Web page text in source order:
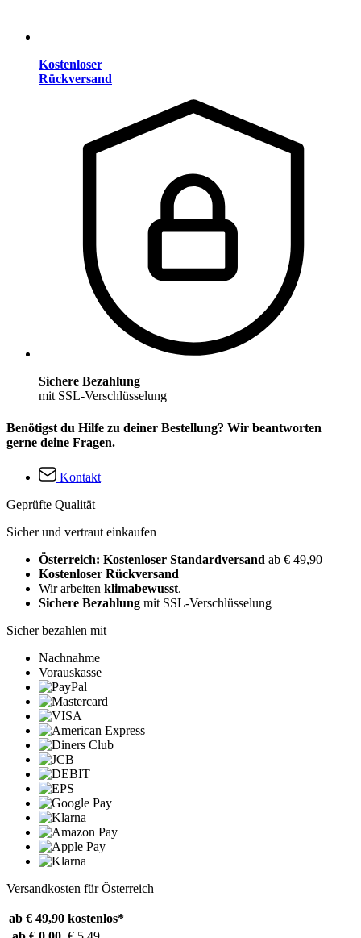
Kostenloser
Rückversand
Sichere Bezahlung
mit SSL-Verschlüsselung
Benötigst du Hilfe zu deiner Bestellung? Wir beantworten
gerne deine Fragen.
Kontakt
Geprüfte Qualität
Sicher und vertraut einkaufen
Österreich: Kostenloser Standardversand ab € 49,90
Kostenloser Rückversand
Wir arbeiten klimabewusst.
Sichere Bezahlung mit SSL-Verschlüsselung
Sicher bezahlen mit
Nachnahme
Vorauskasse
Versandkosten für Österreich
ab € 49,90 kostenlos*